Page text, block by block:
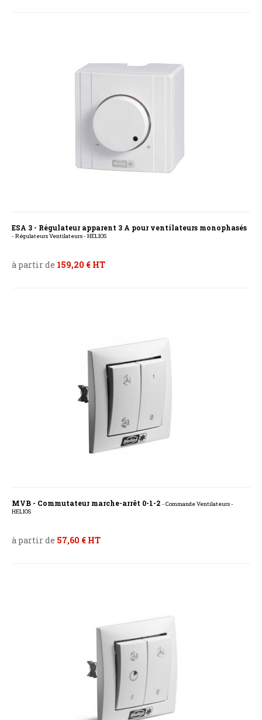
ESA 3 - Régulateur apparent 3 A pour ventilateurs monophasés
- Régulateurs Ventilateurs - HELIOS
à partir de 159,20 € HT
MVB - Commutateur marche-arrêt 0-1-2 - Commande Ventilateurs -
HELIOS
à partir de 57,60 € HT